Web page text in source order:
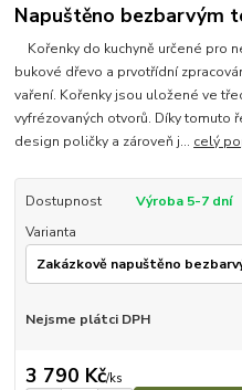
Napuštěno bezbarvým
Kořenky do kuchyně určené pro
bukové dřevo a prvotřídní
vaření. Kořenky jsou uložené ve
vyfrézovaných otvorů. Díky tomuto
design poličky a zároveň j... celý
Dostupnost
Výroba 5-7 dní
Varianta
Nejsme plátci DPH
3 790 Kč/ks